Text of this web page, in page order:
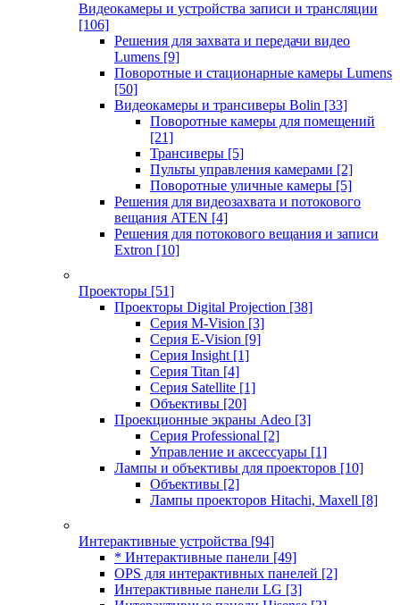
Видеокамеры и устройства записи и трансляции
[106]
Решения для захвата и передачи видео
Lumens [9]
Поворотные и стационарные камеры Lumens
[50]
Видеокамеры и трансиверы Bolin [33]
Поворотные камеры для помещений
[21]
Трансиверы [5]
Пульты управления камерами [2]
Поворотные уличные камеры [5]
Решения для видеозахвата и потокового
вещания ATEN [4]
Решения для потокового вещания и записи
Extron [10]
Проекторы [51]
Проекторы Digital Projection [38]
Серия M-Vision [3]
Серия E-Vision [9]
Серия Insight [1]
Серия Titan [4]
Серия Satellite [1]
Объективы [20]
Проекционные экраны Adeo [3]
Серия Professional [2]
Управление и аксессуары [1]
Лампы и объективы для проекторов [10]
Объективы [2]
Лампы проекторов Hitachi, Maxell [8]
Интерактивные устройства [94]
* Интерактивные панели [49]
OPS для интерактивных панелей [2]
Интерактивные панели LG [3]